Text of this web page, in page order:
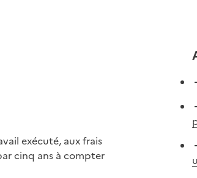
exécuté, aux frais
cinq ans à compter